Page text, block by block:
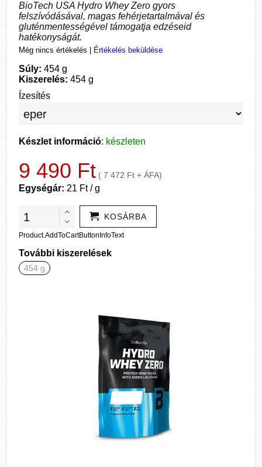
BioTech USA Hydro Whey Zero gyors
felszívódásával, magas fehérjetartalmával és
gluténmentességével támogatja edzéseid
hatékonyságát.
Még nincs értékelés Értékelés beküldése
Súly: 454 g
Kiszerelés: 454 g
Ízesítés
Készlet információ: készleten
9 490 Ft ( 7 472 Ft + ÁFA)
Egységár: 21 Ft / g
KOSÁRBA
Product.AddToCartButtonInfoText
További kiszerelések
454 g